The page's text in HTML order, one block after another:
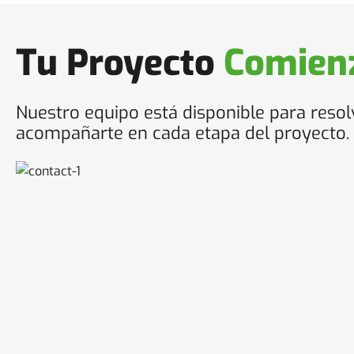
Tu Proyecto
Nuestro equipo está disponible para
acompañarte en cada etapa del proyecto.